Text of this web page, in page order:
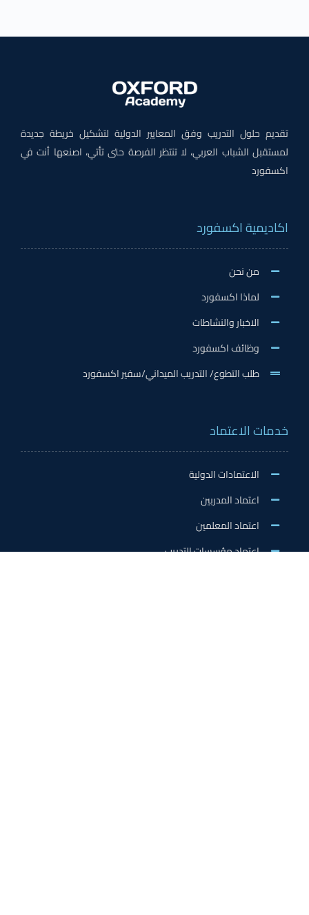
تقديم حلول التدريب وفق المعايير الدولية لتشكيل خريطة جديدة
لمستقبل الشباب العربي، لا تنتظر الفرصة حتى تأتي، اصنعها أنت في
اكسفورد
اكاديمية اكسفورد
من نحن
لماذا اكسفورد
الاخبار والنشاطات
وظائف اكسفورد
طلب التطوع/ التدريب الميداني/سفير اكسفورد
خدمات الاعتماد
الاعتمادات الدولية
اعتماد المدربين
اعتماد المعلمين
اعتماد مؤسسات التدريب